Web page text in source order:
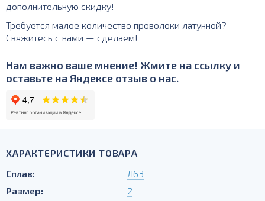
дополнительную скидку!
Требуется малое количество проволоки латунной?
Свяжитесь с нами — сделаем!
Нам важно ваше мнение! Жмите на ссылку и
оставьте на Яндексе отзыв о нас.
ХАРАКТЕРИСТИКИ ТОВАРА
Сплав:
Л63
Размер:
2